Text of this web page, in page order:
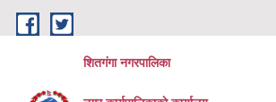
Skip to main content
शितगंगा नगरपालिका